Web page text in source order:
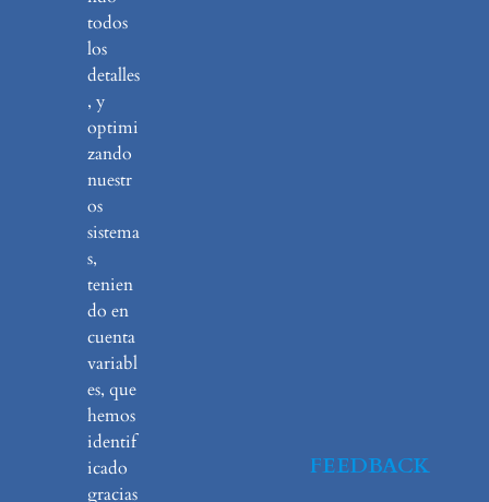
todos
los
detalles
, y
optimi
zando
nuestr
os
sistema
s,
tenien
do en
cuenta
variabl
es, que
hemos
identif
icado
gracias
FEEDBACK